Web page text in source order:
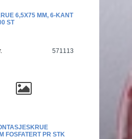
6,5X75 MM, 6-KANT
ST
571113
FOSFATERT PR STK